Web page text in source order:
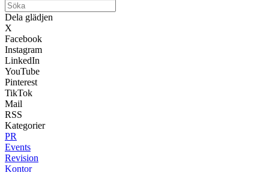
Dela glädjen
X
Facebook
Instagram
LinkedIn
YouTube
Pinterest
TikTok
Mail
RSS
Kategorier
PR
Events
Revision
Kontor